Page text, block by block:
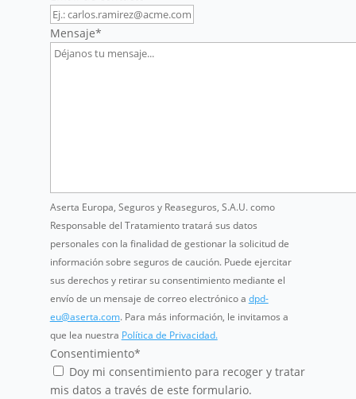
Mensaje*
Aserta Europa, Seguros y Reaseguros, S.A.U. como
Responsable del Tratamiento tratará sus datos
personales con la finalidad de gestionar la solicitud de
información sobre seguros de caución. Puede ejercitar
sus derechos y retirar su consentimiento mediante el
envío de un mensaje de correo electrónico a dpd-
eu@aserta.com. Para más información, le invitamos a
que lea nuestra Política de Privacidad.
Consentimiento*
Doy mi consentimiento para recoger y tratar
mis datos a través de este formulario.